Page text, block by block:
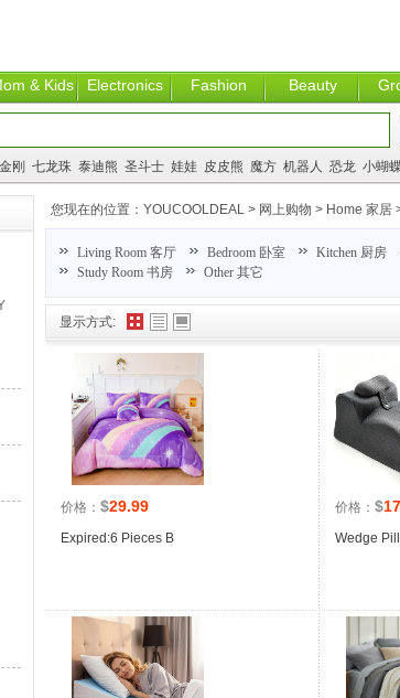
& Kids Electronics Fashion Beauty
刚 七龙珠 泰迪熊 圣斗士 娃娃 皮皮熊 魔方 机器人 恐龙 小蝴
显示方式:
价格： $29.99
Expired:6 Pieces B
价格： $
Wedge
您现在的位置： YOUCOOLDEAL > 网上购物 > Home 家居
Living Room 客厅 Bedroom 卧室 Kitchen 厨房
Study Room 书房
Other 其它